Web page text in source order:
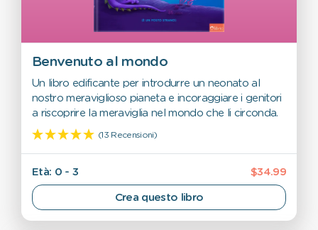
Benvenuto al mondo
Un libro edificante per introdurre un neonato al
nostro meraviglioso pianeta e incoraggiare i genitori
a riscoprire la meraviglia nel mondo che li circonda.
(13 Recensioni)
$34.99
Età: 0 - 3
Crea questo libro